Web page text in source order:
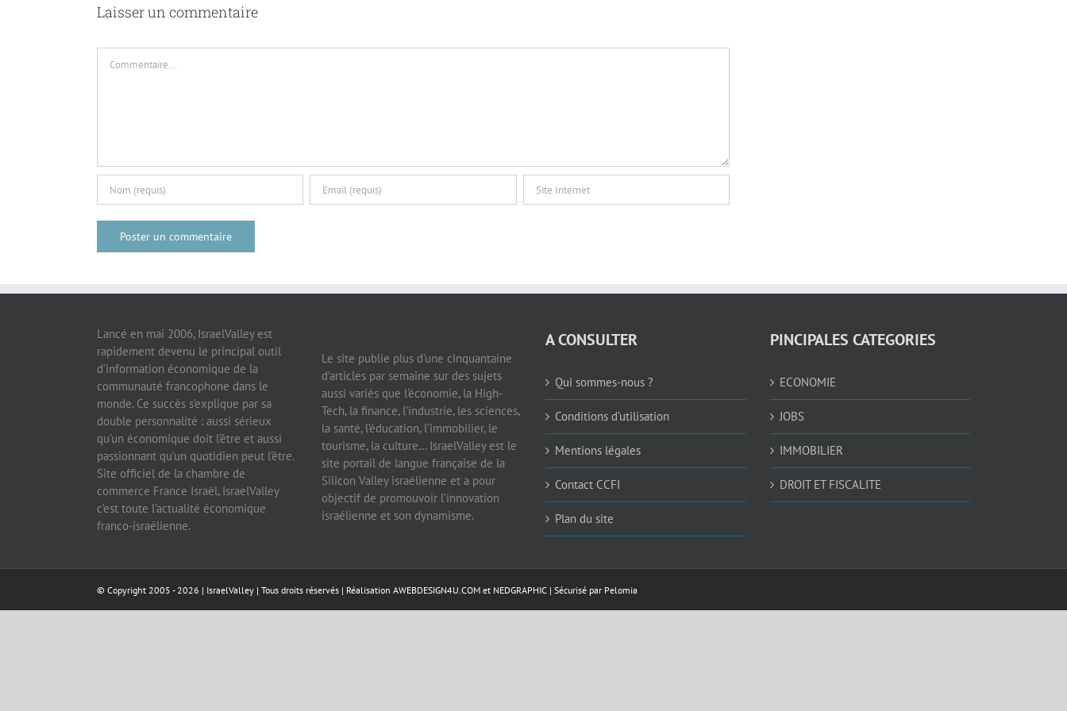
Laisser un commentaire
Lancé en mai 2006, IsraelValley est
rapidement devenu le principal outil
d’information économique de la
communauté francophone dans le
monde. Ce succès s’explique par sa
double personnalité : aussi sérieux
qu’un économique doit l’être et aussi
passionnant qu’un quotidien peut l’être.
Site officiel de la chambre de
commerce France Israël, IsraelValley
c’est toute l’actualité économique
franco-israélienne.
Le site publie plus d’une cinquantaine
d’articles par semaine sur des sujets
aussi variés que l’économie, la High-
Tech, la finance, l’industrie, les sciences,
la santé, l’éducation, l’immobilier, le
tourisme, la culture… IsraelValley est le
site portail de langue française de la
Silicon Valley israélienne et a pour
objectif de promouvoir l’innovation
israélienne et son dynamisme.
A CONSULTER
Qui sommes-nous ?
Conditions d’utilisation
Mentions légales
Contact CCFI
Plan du site
PINCIPALES CATEGORIES
ECONOMIE
JOBS
IMMOBILIER
DROIT ET FISCALITE
© Copyright 2005 -2026 | IsraelValley | Tous droits réservés | Réalisation AWEBDESIGN4U.COM et NEDGRAPHIC | Sécurisé par Pelomia